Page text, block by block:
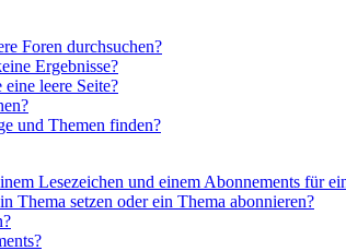
Foren durchsuchen?
Ergebnisse?
leere Seite?
und Themen finden?
Lesezeichen und einem Abonnements für
Thema setzen oder ein Thema abonnieren?